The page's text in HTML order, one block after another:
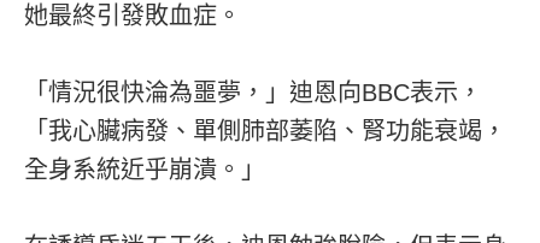
她最終引發敗血症。
「情況很快淪為噩夢，」迪恩向BBC表示，
「我心臟病發、單側肺部萎陷、腎功能衰竭，
全身系統近乎崩潰。」